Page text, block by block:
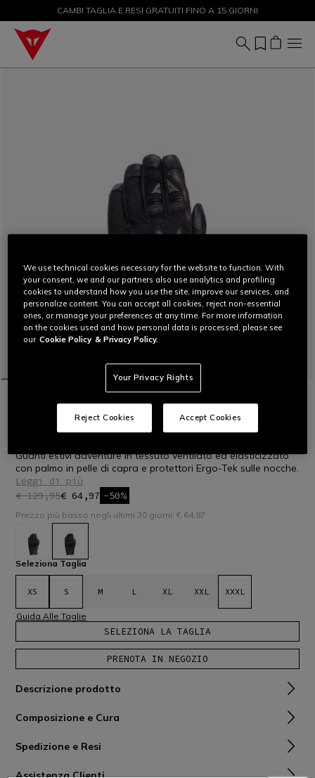
SALDI FINO AL 50% - ACQUISTA ORA
CAMBI TAGLIA E RESI GRATUITI FINO A 15 GIORNI
KARAKUM ERGO-TEK - GUANTI MOTO IN
Guanti estivi adventure in tessuto ventilato ed elasticizzato
con palmo in pelle di capra e protettori Ergo-Tek sulle nocche.
Leggi di più
€ 129,95€ 64,97 -50%
Prezzo più basso negli ultimi 30 giorni: € 64,97
selezionato
Seleziona Taglia
XS S M L XL XXL XXXL
Guida Alle Taglie
SELEZIONA LA TAGLIA
PRENOTA IN NEGOZIO
Descrizione prodotto
Composizione e Cura
Spedizione e Resi
Assistenza Clienti
We use technical cookies necessary for the website to function. With
your consent, we and our partners also use analytics and profiling
cookies to understand how you use the site, improve our services, and
personalize content. You can accept all cookies, reject non-essential
ones, or manage your preferences at any time. For more information
on the cookies used and how personal data is processed, please see
our Cookie Policy & Privacy Policy.
Your Privacy Rights
Reject Cookies Accept Cookies